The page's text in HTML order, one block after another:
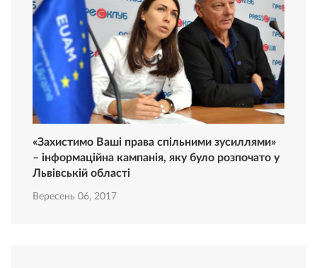
«Захистимо Ваші права спільними зусиллями»
– інформаційна кампанія, яку було розпочато у
Львівській області
Вересень 06, 2017